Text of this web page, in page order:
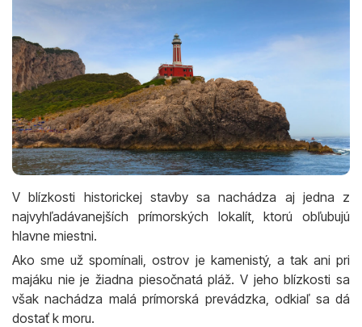
V blízkosti historickej stavby sa nachádza aj jedna z
najvyhľadávanejších prímorských lokalít, ktorú obľubujú
hlavne miestni.
Ako sme už spomínali, ostrov je kamenistý, a tak ani pri
majáku nie je žiadna piesočnatá pláž. V jeho blízkosti sa
však nachádza malá prímorská prevádzka, odkiaľ sa dá
dostať k moru.